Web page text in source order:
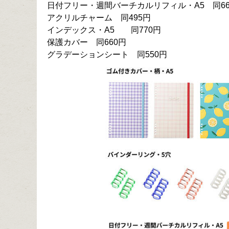
日付フリー・週間バーチカルリフィル・A5 同
アクリルチャーム 同495円
インデックス・A5 同770円
保護カバー 同660円
グラデーションシート 同550円